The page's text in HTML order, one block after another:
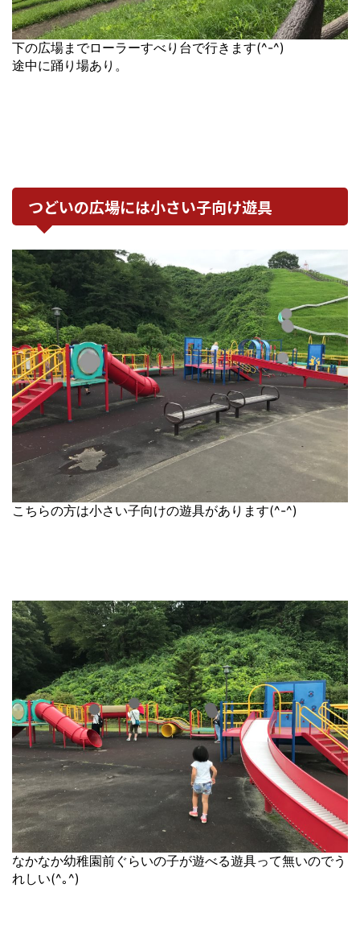
下の広場までローラーすべり台で行きます(^-^)
途中に踊り場あり。
つどいの広場には小さい子向け遊具
こちらの方は小さい子向けの遊具があります(^-^)
なかなか幼稚園前ぐらいの子が遊べる遊具って無いのでう
れしい(^｡^)